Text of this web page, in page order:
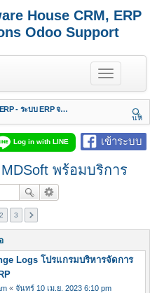
House CRM, ERP
Odoo Support
T
o
g
e
n
a
i
g
n
MDERP - ระบบ ERP จาก MDSoft พร้อมบริการ
นห
า
เข้าระบบ
Log in with LINE
พร้อมบริการ
2 3
Logs โปรแกรมบริหารจัดการ
« จันทร์ 10 เม.ย. 2023 6:10 pm